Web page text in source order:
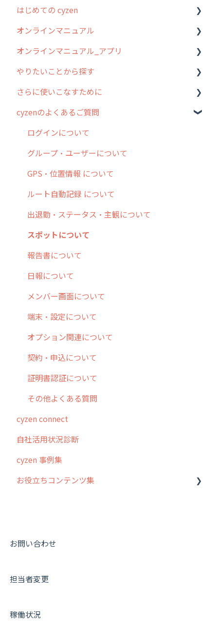
過去のリリース
2019年までのリリース情報
お客様の声を実現しました
はじめての cyzen
0. はじめてのcyzenの使い方
1. cyzenについて知ろう
2. 主要機能の概要
3. cyzenの位置情報取得について
4. cyzen利用前の準備：システム管理者編
5. 基本的な使い方：システム管理者編
6. 基本的な使い方：ユーザー編
7. 初心者向けよくある質問集
8. 用語集
9. もっと便利に利用するための設定
10.ユーザー向けおすすめの使い方
【業界業種別】cyzen設定方法
オンラインマニュアル
管理サイトの使い始め
ユーザー・グループ管理
行動管理
予定管理
スポット
ステータス・主観
報告書・行動種別
勤怠管理
活動通知
パフォーマンス
帳票出力
メッセージ・ファイル添付
商品
各種設定・その他
オンラインマニュアル_アプリ
アプリの使い始め
ホーム画面
スポット
報告閲覧
予定
日報
履歴
メンバー
メッセージ
パフォーマンス
外部リンク
お知らせ
設定
やりたいことから探す
行動管理
勤怠管理
予定管理
スポット
ステータス・主観
報告書・行動種別
ユーザー・グループ管理
メッセージ機能
活動通知
内線電話
商品
各種設定・ログイン
さらに使いこなすために
はじめに
スポット・ステータス関連オプション
交通費自動計算
安全走行支援
写真管理・高画質化
ダッシュボード（BI）・パフォーマンス
連携オプション
その他オプション
IP接続制限・端末認証設定
契約・その他
cyzenのよくあるご質問
ログインについて
グループ・ユーザーについて
GPS・位置情報 について
ルート自動記録 について
出退勤・ステータス・主観について
スポットについて
報告書について
日報について
メンバー画面について
端末・設定について
オプション関連について
契約・申込について
証明書認証について
その他よくある質問
cyzen connect
自社活用状況診断
cyzen 事例集
お役立ちコンテンツ集
動画集：共通
お問い合わせ
担当者変更
稼働状況